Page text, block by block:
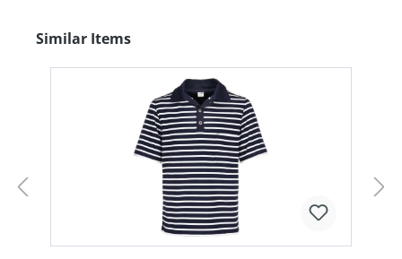
Produktgalerie überspringen
Similar Items